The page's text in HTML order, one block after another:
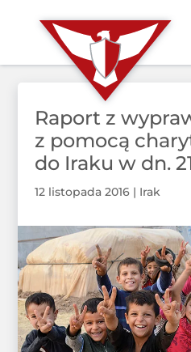
Raport z
z pomocą
do Iraku w dn.
12 listopada 2016| Irak